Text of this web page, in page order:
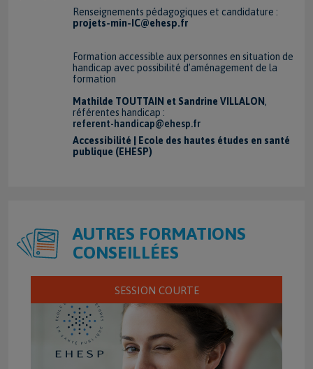
Renseignements pédagogiques et candidature :
projets-min-IC@ehesp.fr
Formation accessible aux personnes en situation de
handicap avec possibilité d’aménagement de la
formation
Mathilde TOUTTAIN et Sandrine VILLALON ,
référentes handicap :
referent-handicap@ehesp.fr
Accessibilité | Ecole des hautes études en santé
publique (EHESP)
AUTRES FORMATIONS
CONSEILLÉES
SESSION COURTE